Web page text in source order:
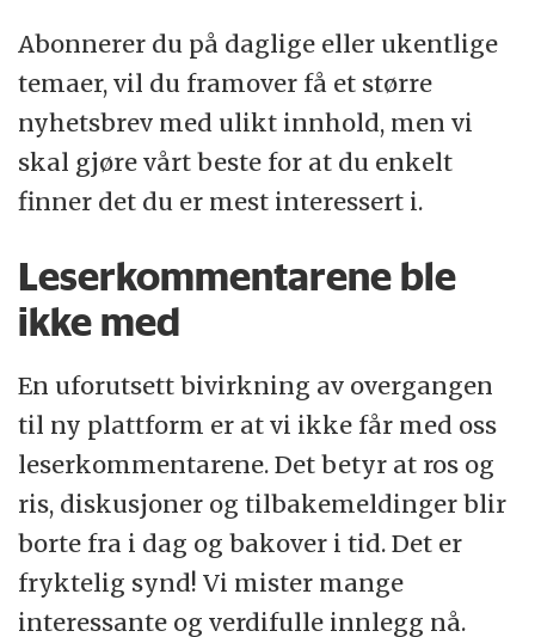
Abonnerer du på daglige eller ukentlige
temaer, vil du framover få et større
nyhetsbrev med ulikt innhold, men vi
skal gjøre vårt beste for at du enkelt
finner det du er mest interessert i.
Leserkommentarene ble
ikke med
En uforutsett bivirkning av overgangen
til ny plattform er at vi ikke får med oss
leserkommentarene. Det betyr at ros og
ris, diskusjoner og tilbakemeldinger blir
borte fra i dag og bakover i tid. Det er
fryktelig synd! Vi mister mange
interessante og verdifulle innlegg nå.